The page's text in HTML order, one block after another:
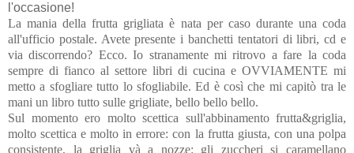
l'occasione!
La mania della frutta grigliata è nata per caso durante una coda
all'ufficio postale. Avete presente i banchetti tentatori di libri, cd e
via discorrendo? Ecco. Io stranamente mi ritrovo a fare la coda
sempre di fianco al settore libri di cucina e OVVIAMENTE mi
metto a sfogliare tutto lo sfogliabile. Ed è così che mi capitò tra le
mani un libro tutto sulle grigliate, bello bello bello.
Sul momento ero molto scettica sull'abbinamento frutta&griglia,
molto scettica e molto in errore: con la frutta giusta, con una polpa
consistente, la griglia và a nozze: gli zuccheri si caramellano